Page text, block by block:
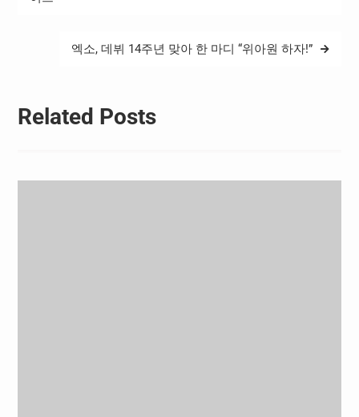
엑소, 데뷔 14주년 맞아 한 마디 “위아원 하자!”
Related Posts